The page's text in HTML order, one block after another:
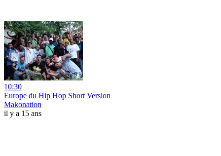
10:30
Europe du Hip Hop Short Version
Makonation
il y a 15 ans